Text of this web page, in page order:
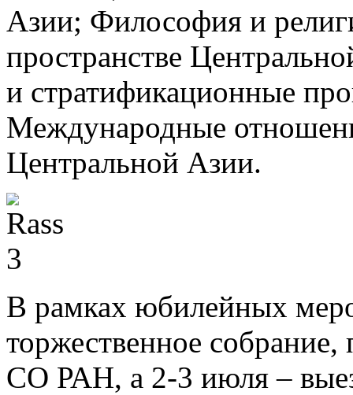
Азии; Философия и
пространстве
и стратификационные
Международные
Центральной Азии.
В рамках юбилейных
торжественное
СО РАН, а 2-3 июля –